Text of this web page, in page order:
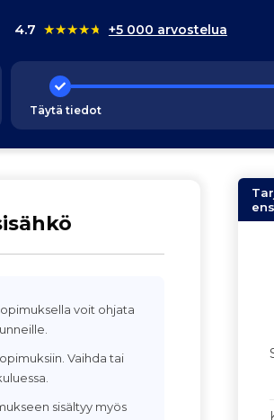
4.7 ★★★★★ +5 000 arvostelua
Täytä tiedot
voit ohjata
Vaihda tai
sisältyy myös